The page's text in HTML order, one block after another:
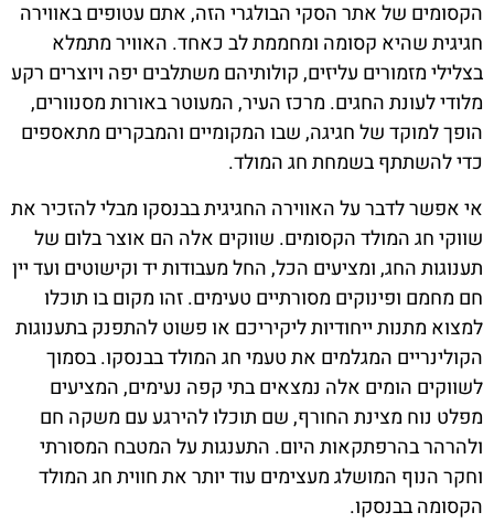
הקסומים של אתר הסקי הבולגרי הזה, אתם עטופים באווירה
חגיגית שהיא קסומה ומחממת לב כאחד. האוויר מתמלא
בצלילי מזמורים עליזים, קולותיהם משתלבים יפה ויוצרים רקע
מלודי לעונת החגים. מרכז העיר, המעוטר באורות מסנוורים,
הופך למוקד של חגיגה, שבו המקומיים והמבקרים מתאספים
כדי להשתתף בשמחת חג המולד.
אי אפשר לדבר על האווירה החגיגית בבנסקו מבלי להזכיר את
שווקי חג המולד הקסומים. שווקים אלה הם אוצר בלום של
תענוגות החג, ומציעים הכל, החל מעבודות יד וקישוטים ועד יין
חם מחמם ופינוקים מסורתיים טעימים. זהו מקום בו תוכלו
למצוא מתנות ייחודיות ליקיריכם או פשוט להתפנק בתענוגות
הקולינריים המגלמים את טעמי חג המולד בבנסקו. בסמוך
לשווקים הומים אלה נמצאים בתי קפה נעימים, המציעים
מפלט נוח מצינת החורף, שם תוכלו להירגע עם משקה חם
ולהרהר בהרפתקאות היום. התענגות על המטבח המסורתי
וחקר הנוף המושלג מעצימים עוד יותר את חווית חג המולד
הקסומה בבנסקו.